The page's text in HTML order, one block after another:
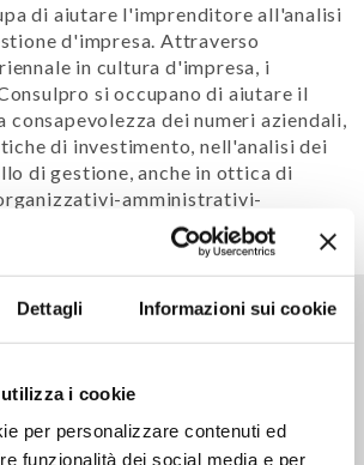
Dettagli Informazioni sui cookie
i cookie
per personalizzare contenuti ed
funzionalità dei social media e per
di aiutare l'imprenditore all'analisi
d'impresa. Attraverso
in cultura d'impresa, i
si occupano di aiutare il
consapevolezza dei numeri aziendali,
di investimento, nell'analisi dei
di gestione, anche in ottica di
amministrativi-
facciamo per te in
al management nell'analisi
e dell'andamento economico-